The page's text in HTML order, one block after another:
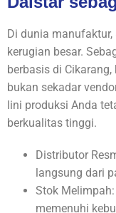
Di dunia
kerugian besar.
berbasis di
bukan sekadar
lini produksi Anda
berkualitas tinggi.
Distributor
langsung dari
Stok
memenuhi